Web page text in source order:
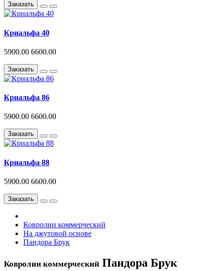
Заказать
Криальфа 40
5900.00 6600.00
Заказать
Криальфа 86
5900.00 6600.00
Заказать
Криальфа 88
5900.00 6600.00
Заказать
Ковролин коммерческий
На джутовой основе
Пандора Брук
Ковролин коммерческий Пандора Брук